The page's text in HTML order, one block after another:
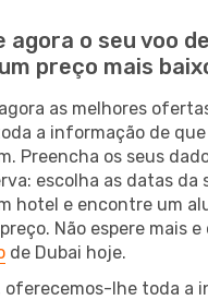
agora o seu voo
preço mais
as melhores
a informação de
Preencha os seus
escolha as datas da
hotel e encontre um
Não espere mais
de Dubai hoje.
oferecemos-lhe toda a